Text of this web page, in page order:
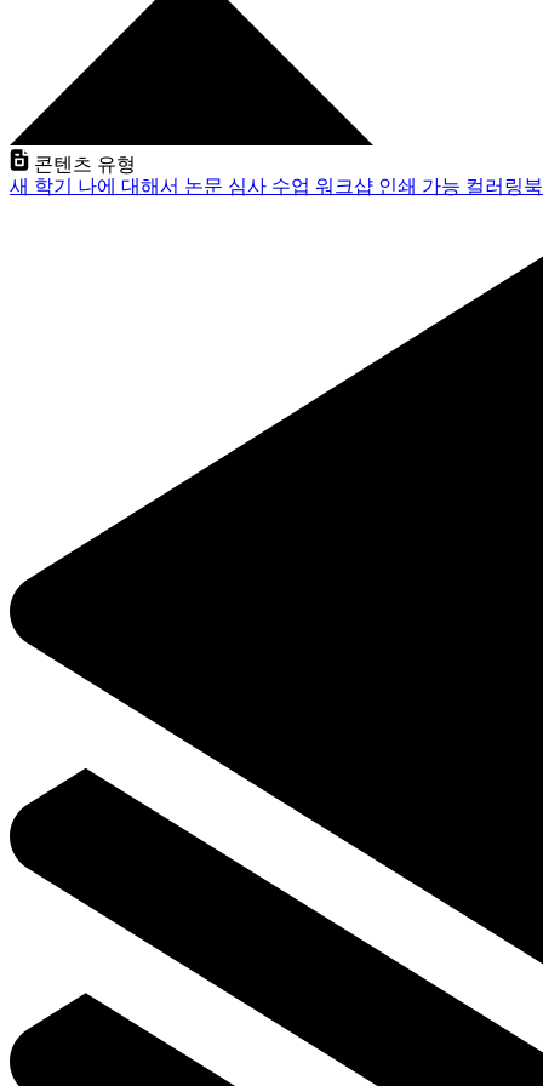
콘텐츠 유형
새 학기 나에 대해서 논문 심사 수업 워크샵 인쇄 가능 컬러링북